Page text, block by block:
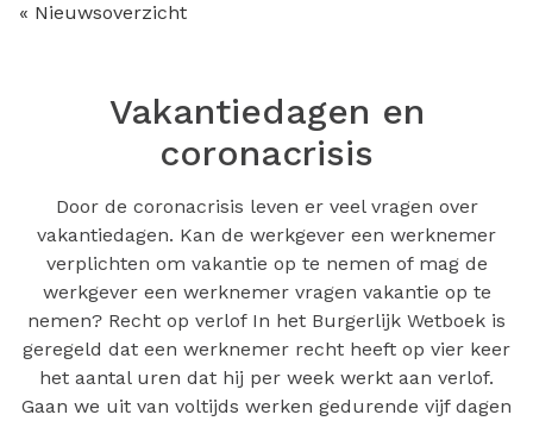
« Nieuwsoverzicht
Vakantiedagen en
coronacrisis
Door de coronacrisis leven er veel vragen over
vakantiedagen. Kan de werkgever een werknemer
verplichten om vakantie op te nemen of mag de
werkgever een werknemer vragen vakantie op te
nemen? Recht op verlof In het Burgerlijk Wetboek is
geregeld dat een werknemer recht heeft op vier keer
het aantal uren dat hij per week werkt aan verlof.
Gaan we uit van voltijds werken gedurende vijf dagen